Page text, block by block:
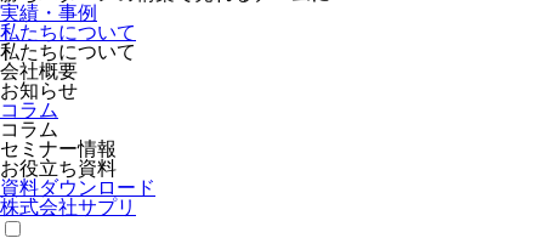
実績・事例
私たちについて
私たちについて
会社概要
お知らせ
コラム
コラム
セミナー情報
お役立ち資料
資料ダウンロード
株式会社サプリ